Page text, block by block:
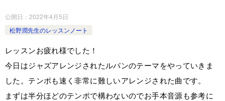
公開日： 2022年4月5日
松野潤先生のレッスンノート
レッスンお疲れ様でした！
今日はジャズアレンジされたルパンのテーマをやっていきま
した。テンポも速く非常に難しいアレンジされた曲です。
まずは半分ほどのテンポで構わないのでお手本音源も参考に